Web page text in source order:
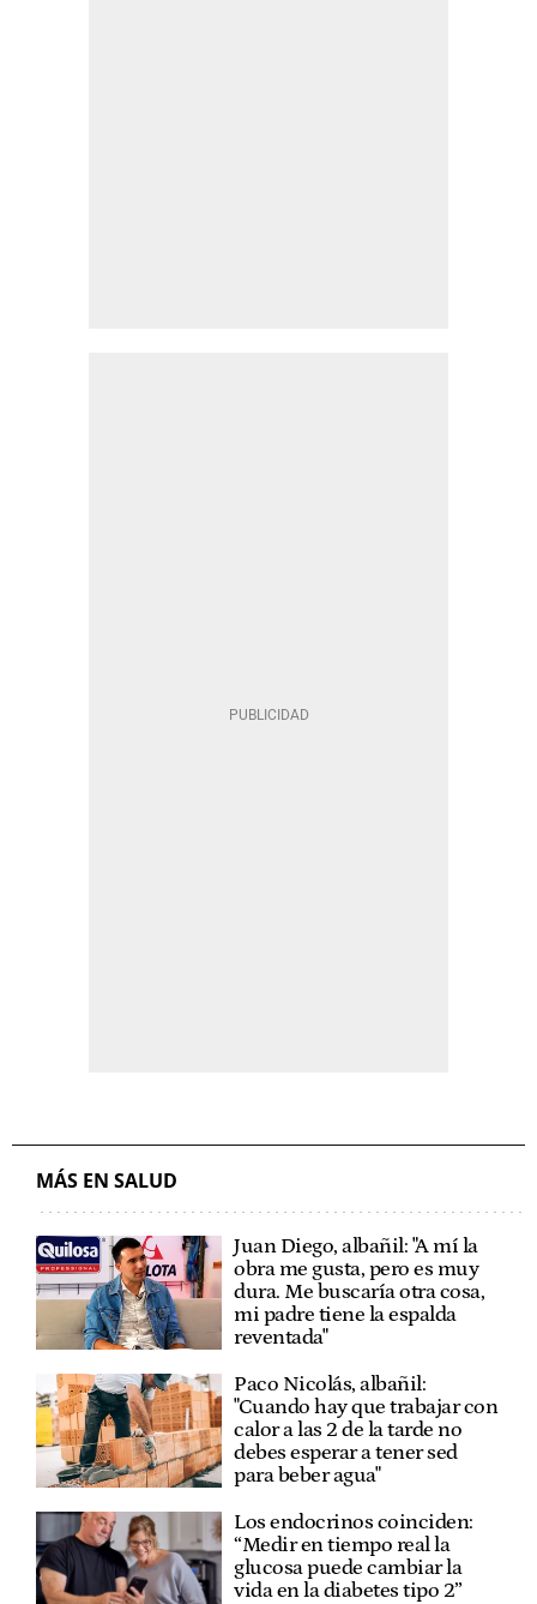
MÁS EN SALUD
Juan Diego, albañil: "A mí la
obra me gusta, pero es muy
dura. Me buscaría otra cosa,
mi padre tiene la espalda
reventada"
Paco Nicolás, albañil:
"Cuando hay que trabajar con
calor a las 2 de la tarde no
debes esperar a tener sed
para beber agua"
Los endocrinos coinciden:
“Medir en tiempo real la
glucosa puede cambiar la
vida en la diabetes tipo 2”